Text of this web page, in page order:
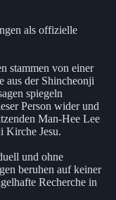
als offizielle
stammen von einer
aus der Shincheonji
spiegeln
Person wider und
Man-Hee Lee
Kirche Jesu.
und ohne
beruhen auf keiner
Recherche in